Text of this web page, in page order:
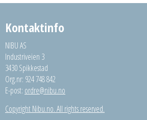
Kontaktinfo
NIBU AS
Industriveien 3
3430 Spikkestad
Org.nr: 924 748 842
E-post: ordre@nibu.no
Copyright Nibu.no. All rights reserved.